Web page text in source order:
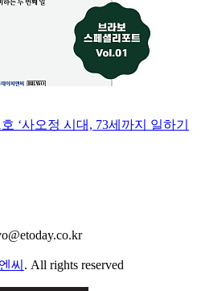
‘사오정 시대, 73세까지 일하기
씨 . All rights reserved